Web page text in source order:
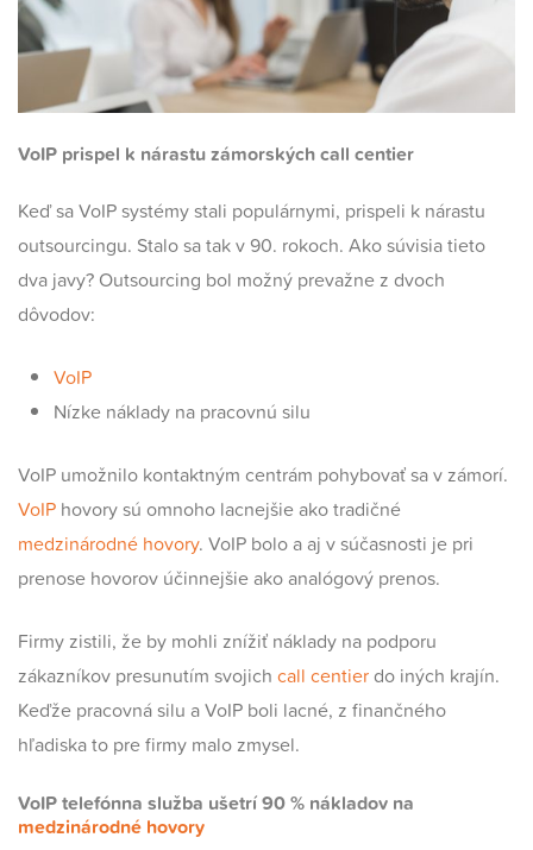
VoIP prispel k nárastu zámorských call centier
Keď sa VoIP systémy stali populárnymi, prispeli k nárastu
outsourcingu. Stalo sa tak v 90. rokoch. Ako súvisia tieto
dva javy? Outsourcing bol možný prevažne z dvoch
dôvodov:
VoIP
Nízke náklady na pracovnú silu
VoIP umožnilo kontaktným centrám pohybovať sa v zámorí.
VoIP hovory sú omnoho lacnejšie ako tradičné
medzinárodné hovory. VoIP bolo a aj v súčasnosti je pri
prenose hovorov účinnejšie ako analógový prenos.
Firmy zistili, že by mohli znížiť náklady na podporu
zákazníkov presunutím svojich call centierdo iných krajín.
Keďže pracovná silu a VoIP boli lacné, z finančného
hľadiska to pre firmy malo zmysel.
VoIP telefónna služba ušetrí 90 % nákladov na
medzinárodné hovory